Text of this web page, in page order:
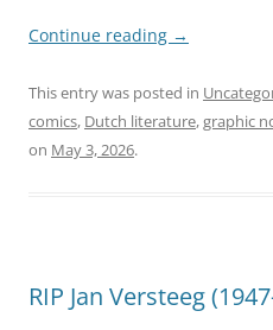
Continue reading →
This entry was posted in
comics, Dutch literature,graphic
on May 3, 2026.
RIP Jan Versteeg